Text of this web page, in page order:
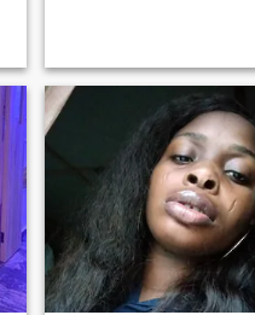
nouveaux aliments, ou
chanter aux rythmes
africains. Je cherche
quelqu'un qui partage mon
énergie et mon enthousiasme
pour la vie quelqu'un pour
partager les joies et les
aventures de la vie. rires. Si
vous êtes quelqu'un de
sincère et de sincère à la
recherche d'un partenaire
pour toute votre vie, vous vous
connectez ! la connexion
authentique compte le plus